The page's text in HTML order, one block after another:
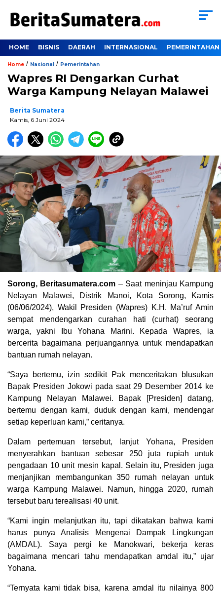
HOME BISNIS DAERAH INTERNASIONAL PEMERINTAHAN
Home / Nasional / Pemerintahan
Wapres RI Dengarkan Curhat
Warga Kampung Nelayan Malawei
Berita Sumatera
Kamis, 6 Juni 2024
Sorong, Beritasumatera.com – Saat meninjau Kampung
Nelayan Malawei, Distrik Manoi, Kota Sorong, Kamis
(06/06/2024), Wakil Presiden (Wapres) K.H. Ma’ruf Amin
sempat mendengarkan curahan hati (curhat) seorang
warga, yakni Ibu Yohana Marini. Kepada Wapres, ia
bercerita bagaimana perjuangannya untuk mendapatkan
bantuan rumah nelayan.
“Saya bertemu, izin sedikit Pak menceritakan blusukan
Bapak Presiden Jokowi pada saat 29 Desember 2014 ke
Kampung Nelayan Malawei. Bapak [Presiden] datang,
bertemu dengan kami, duduk dengan kami, mendengar
setiap keperluan kami,” ceritanya.
Dalam pertemuan tersebut, lanjut Yohana, Presiden
menyerahkan bantuan sebesar 250 juta rupiah untuk
pengadaan 10 unit mesin kapal. Selain itu, Presiden juga
menjanjikan membangunkan 350 rumah nelayan untuk
warga Kampung Malawei. Namun, hingga 2020, rumah
tersebut baru terealisasi 40 unit.
“Kami ingin melanjutkan itu, tapi dikatakan bahwa kami
harus punya Analisis Mengenai Dampak Lingkungan
(AMDAL). Saya pergi ke Manokwari, bekerja keras
bagaimana mencari tahu mendapatkan amdal itu,” ujar
Yohana.
“Ternyata kami tidak bisa, karena amdal itu nilainya 800